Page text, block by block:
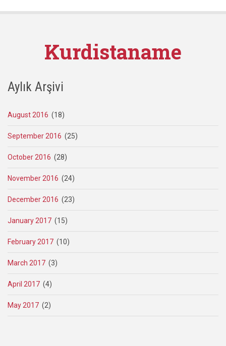
Kurdistaname
Aylık Arşivi
August 2016 (18)
September 2016 (25)
October 2016 (28)
November 2016 (24)
December 2016 (23)
January 2017 (15)
February 2017 (10)
March 2017 (3)
April 2017 (4)
May 2017 (2)